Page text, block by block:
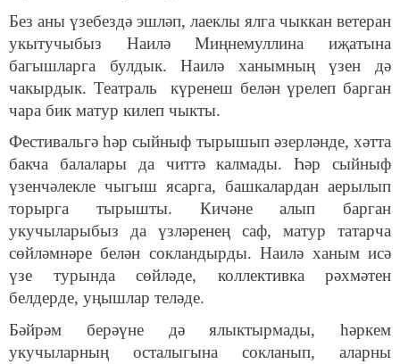
Без аны үзебездә эшләп, лаеклы ялга чыккан ветеран
укытучыбыз Наилә Миңнемуллина иҗатына
багышларга булдык. Наилә ханымның үзен дә
чакырдык. Театраль күренеш белән үрелеп барган
чара бик матур килеп чыкты.
Фестивальгә һәр сыйныф тырышып әзерләнде, хәтта
бакча балалары да читтә калмады. Һәр сыйныф
үзенчәлекле чыгыш ясарга, башкалардан аерылып
торырга тырышты. Кичәне алып барган
укучыларыбыз да үзләренең саф, матур татарча
сөйләмнәре белән сокландырды. Наилә ханым исә
үзе турында сөйләде, коллективка рәхмәтен
белдерде, уңышлар теләде.
Бәйрәм берәүне дә ялыктырмады, һәркем
укучыларның осталыгына сокланып, аларны